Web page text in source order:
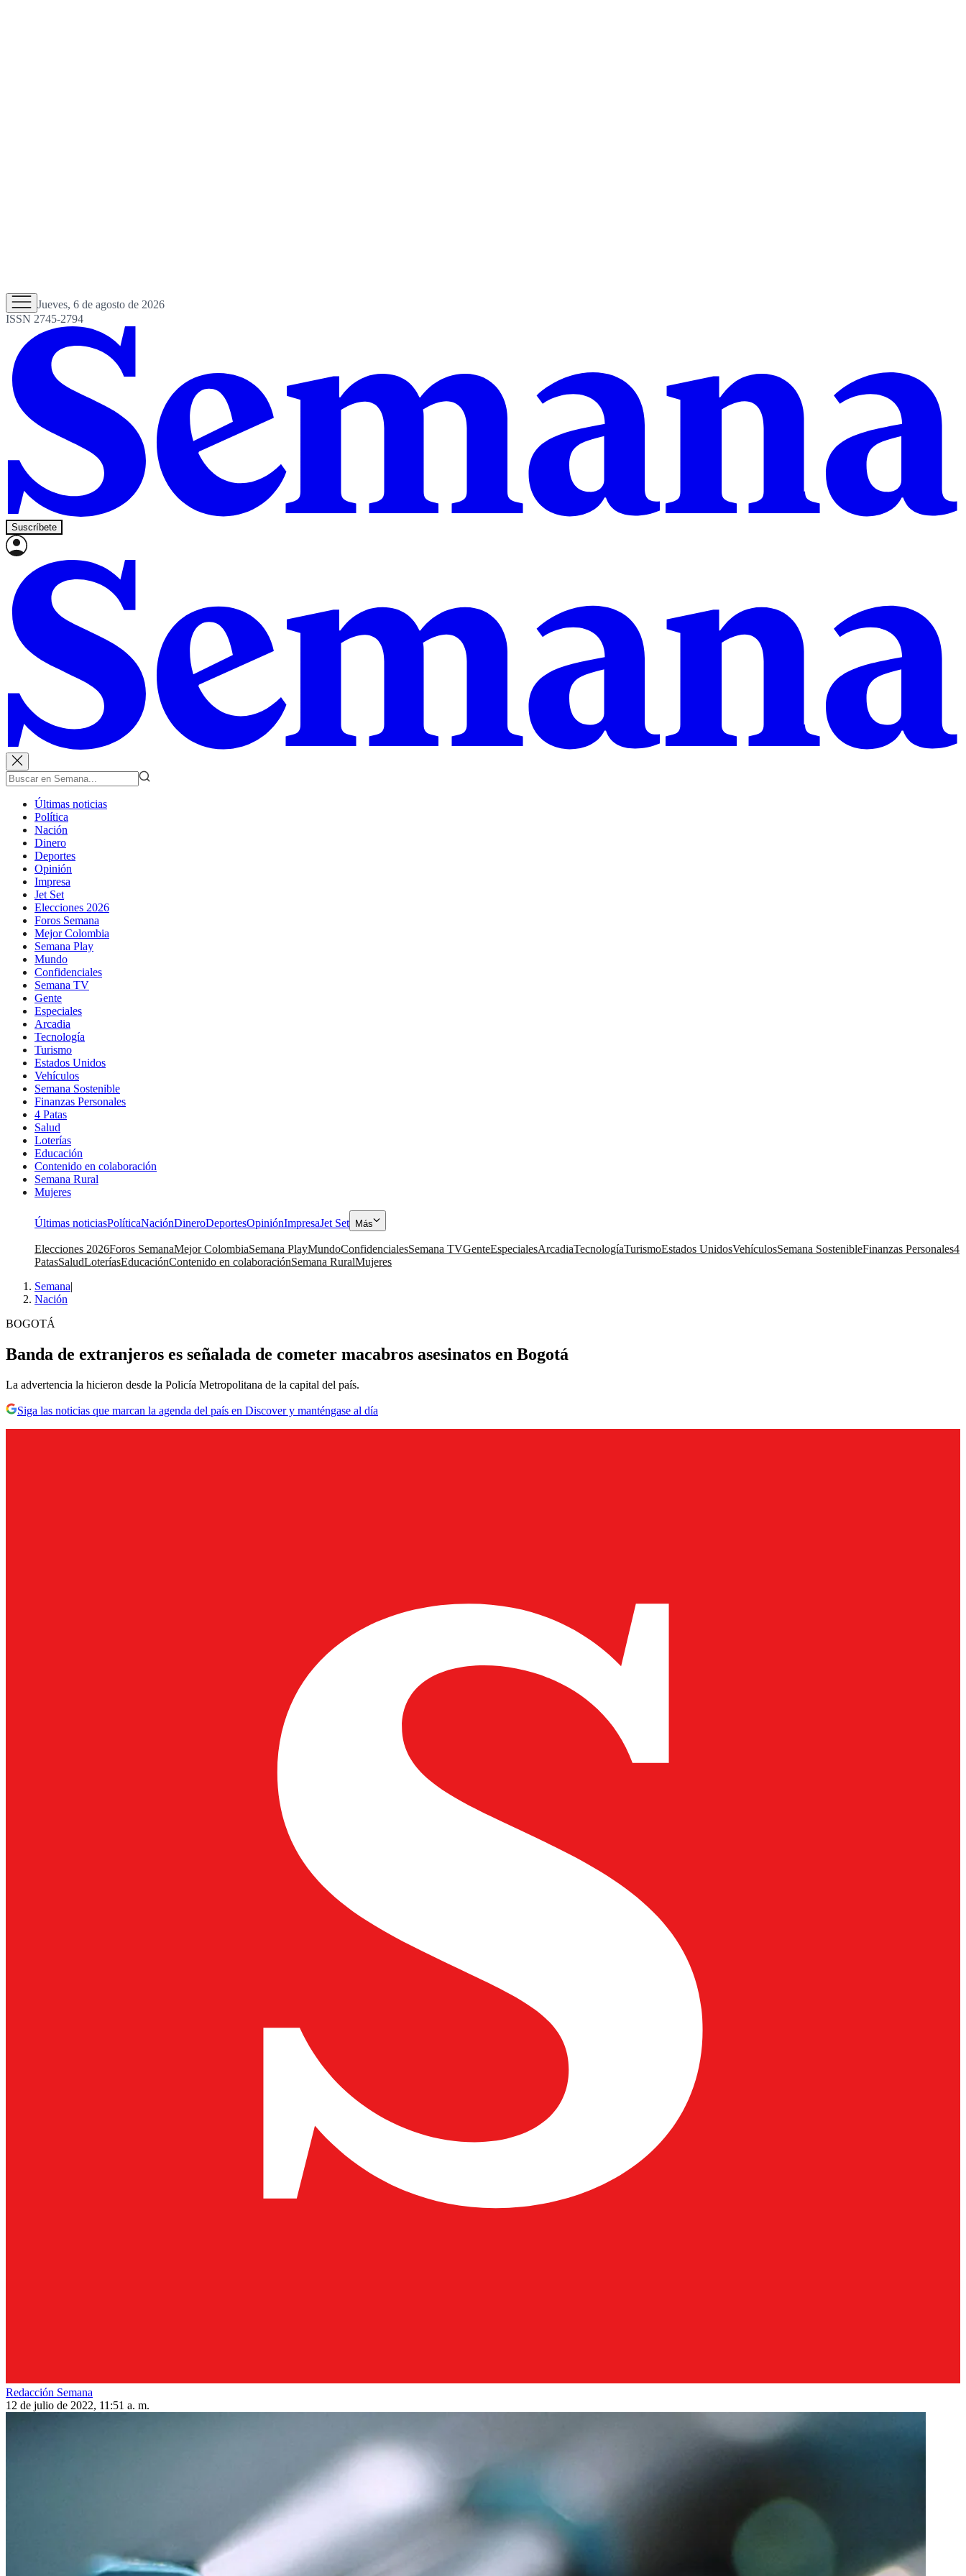
Jueves, 6 de agosto de 2026
ISSN 2745-2794
Suscríbete
Últimas noticias
Política
Nación
Dinero
Deportes
Opinión
Impresa
Jet Set
Elecciones 2026
Foros Semana
Mejor Colombia
Semana Play
Mundo
Confidenciales
Semana TV
Gente
Especiales
Arcadia
Tecnología
Turismo
Estados Unidos
Vehículos
Semana Sostenible
Finanzas Personales
4 Patas
Salud
Loterías
Educación
Contenido en colaboración
Semana Rural
Mujeres
Últimas noticiasPolíticaNaciónDineroDeportesOpiniónImpresaJet Set Más
Elecciones 2026Foros SemanaMejor ColombiaSemana PlayMundoConfidencialesSemana TVGenteEspecialesArcadiaTecnologíaTurismoEstados UnidosVehículosSemana SostenibleFinanzas Personales4
PatasSaludLoteríasEducaciónContenido en colaboraciónSemana RuralMujeres
Semana|
Nación
BOGOTÁ
Banda de extranjeros es señalada de cometer macabros asesinatos en Bogotá
La advertencia la hicieron desde la Policía Metropolitana de la capital del país.
Siga las noticias que marcan la agenda del país en Discover y manténgase al día
Redacción Semana
12 de julio de 2022, 11:51 a. m.